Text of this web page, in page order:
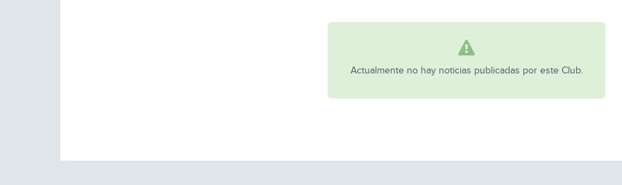
Actualmente no hay noticias publicadas por este Club.